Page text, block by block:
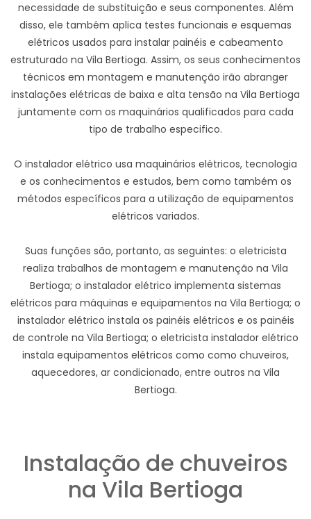
necessidade de substituição e seus componentes. Além
disso, ele também aplica testes funcionais e esquemas
elétricos usados para instalar painéis e cabeamento
estruturado na Vila Bertioga. Assim, os seus conhecimentos
técnicos em montagem e manutenção irão abranger
instalações elétricas de baixa e alta tensão na Vila Bertioga
juntamente com os maquinários qualificados para cada
tipo de trabalho especifico.
O instalador elétrico usa maquinários elétricos, tecnologia
e os conhecimentos e estudos, bem como também os
métodos específicos para a utilização de equipamentos
elétricos variados.
Suas funções são, portanto, as seguintes: o eletricista
realiza trabalhos de montagem e manutenção na Vila
Bertioga; o instalador elétrico implementa sistemas
elétricos para máquinas e equipamentos na Vila Bertioga; o
instalador elétrico instala os painéis elétricos e os painéis
de controle na Vila Bertioga; o eletricista instalador elétrico
instala equipamentos elétricos como como chuveiros,
aquecedores, ar condicionado, entre outros na Vila
Bertioga.
Instalação de chuveiros
na Vila Bertioga